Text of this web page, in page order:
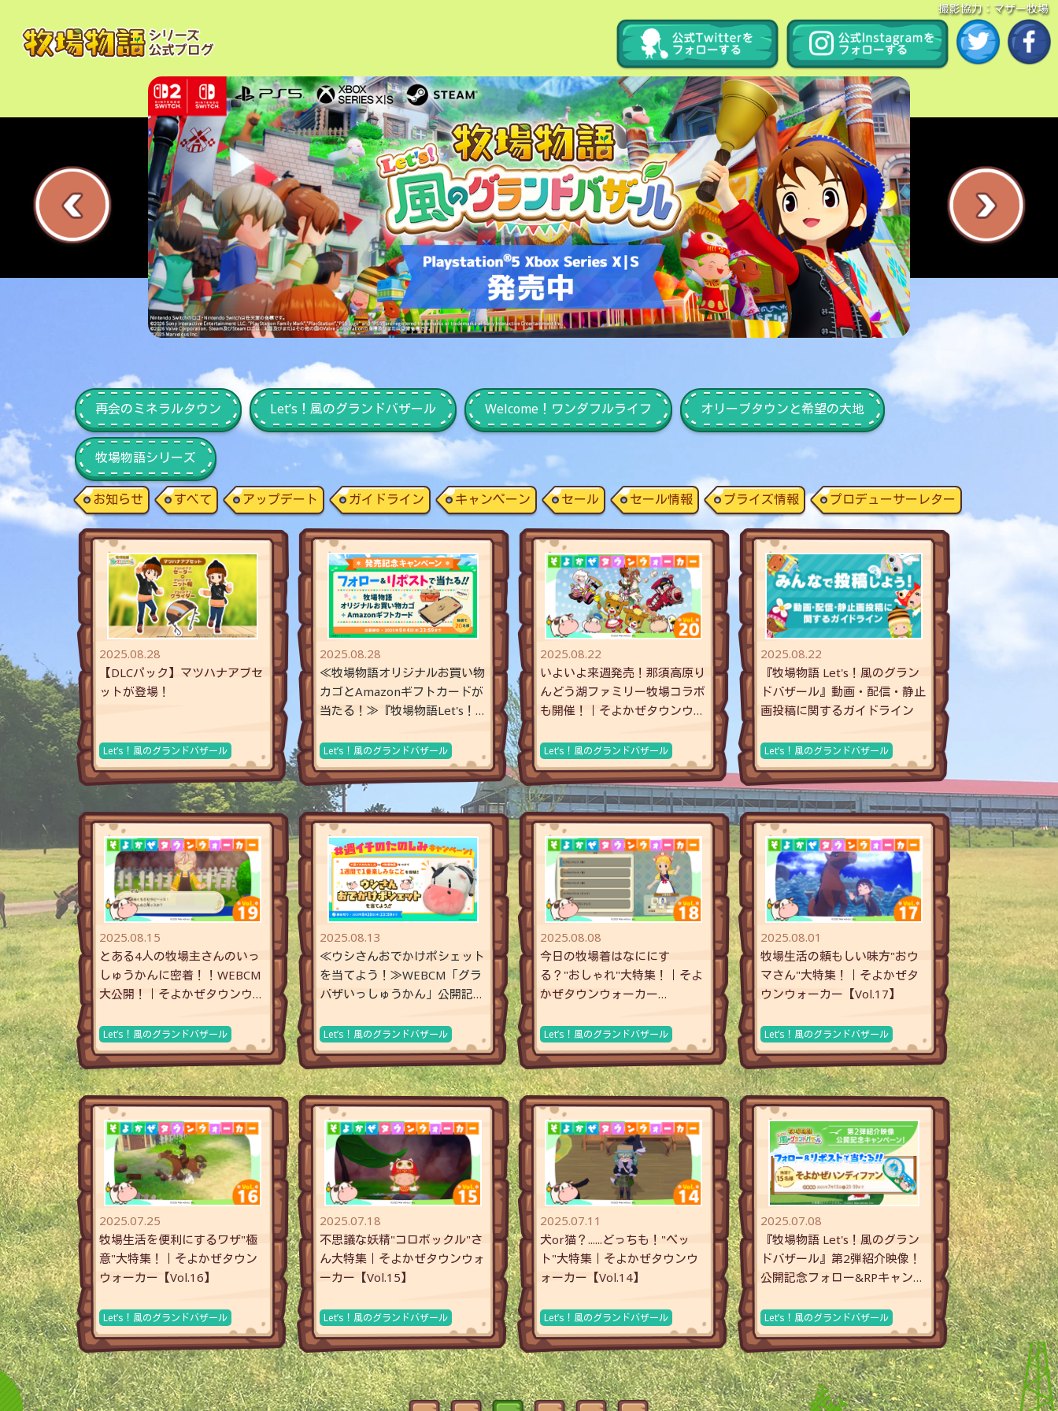
撮影協力：マザー牧場
再会のミネラルタウン Let’s！風のグランドバザール Welcome！ワンダフルライフ オリーブタウンと希望の大地
牧場物語シリーズ
お知らせ すべて アップデート ガイドライン キャンペーン セール セール情報 プライズ情報 プロデューサーレター
2025.08.28
【DLCパック】マツハナアブセ
ットが登場！
Let’s！風のグランドバザール
2025.08.28
≪牧場物語オリジナルお買い物
カゴとAmazonギフトカードが
当たる！≫『牧場物語Let's！
Let’s！風のグランドバザール
2025.08.22
いよいよ来週発売！那須高原り
んどう湖ファミリー牧場コラボ
も開催！｜そよかぜタウンウォ
Let’s！風のグランドバザール
2025.08.22
『牧場物語 Let's！風のグラン
ドバザール』動画・配信・静止
画投稿に関するガイドライン
Let’s！風のグランドバザール
2025.08.15
とある4人の牧場主さんのいっ
しゅうかんに密着！！WEBCM
大公開！｜そよかぜタウンウォ
Let’s！風のグランドバザール
2025.08.13
≪ウシさんおでかけポシェット
を当てよう！≫WEBCM「グラ
バザいっしゅうかん」公開記
Let’s！風のグランドバザール
2025.08.08
今日の牧場着はなににす
る？"おしゃれ"大特集！｜そよ
かぜタウンウォーカー
Let’s！風のグランドバザール
2025.08.01
牧場生活の頼もしい味方"おウ
マさん"大特集！｜そよかぜタ
ウンウォーカー【Vol.17】
Let’s！風のグランドバザール
2025.07.25
牧場生活を便利にするワザ"極
意"大特集！｜そよかぜタウン
ウォーカー【Vol.16】
Let’s！風のグランドバザール
2025.07.18
不思議な妖精"コロボックル"さ
ん大特集｜そよかぜタウンウォ
ーカー【Vol.15】
Let’s！風のグランドバザール
2025.07.11
犬or猫？......どっちも！"ペッ
ト"大特集｜そよかぜタウンウ
ォーカー【Vol.14】
Let’s！風のグランドバザール
2025.07.08
『牧場物語 Let's！風のグラン
ドバザール』第2弾紹介映像！
公開記念フォロー&RPキャンペ
Let’s！風のグランドバザール